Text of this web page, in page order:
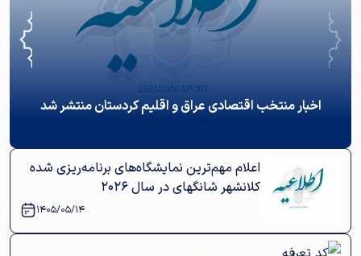
اخبار منتخب اقتصادی عراق و اقلیم کردستان منتشر شد
اعلام مهم‌ترین نمایشگاه‌های برنامه‌ریزی شده
کلانشهر شانگهای در سال 2026
1405/05/14